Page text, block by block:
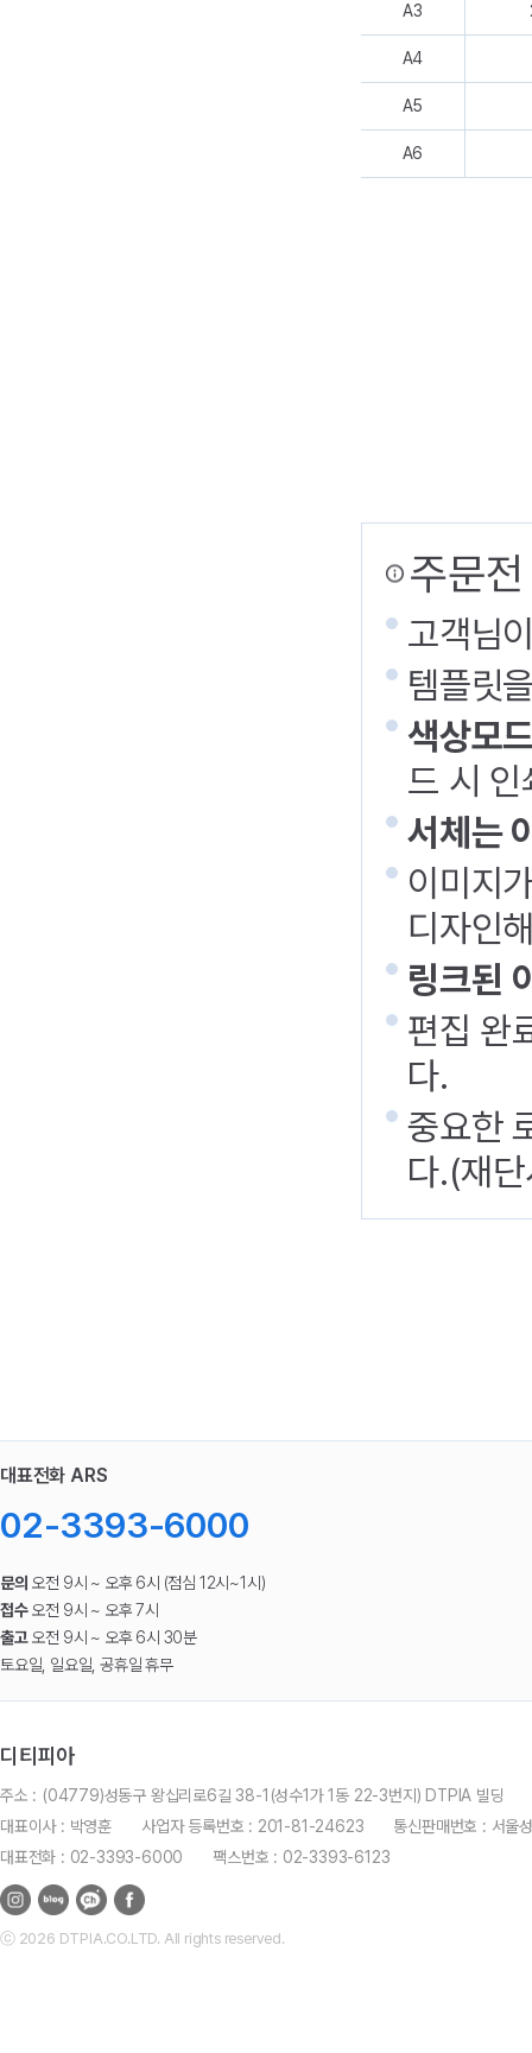
A3
A4
A5
A6
주문
고객님
템플릿
색상모
드 시
서체는
이미지
디자인
링크된
편집 완
다.
중요한
다.(재
대표전화 ARS
02-3393-6000
문의 오전 9시 ~ 오후 6시 (점심 12시~1시)
접수오전 9시 ~ 오후 7시
출고오전 9시 ~ 오후 6시 30분
토요일, 일요일, 공휴일 휴무
디티피아
주소 : (04779)성동구 왕십리로6길 38-1(성수1가 1동 22-3번지) DTPIA 빌딩
대표이사 : 박영훈
사업자 등록번호 : 201-81-24623
통신판매번호 : 서
대표전화 : 02-3393-6000
팩스번호 : 02-3393-6123
ⓒ 2026 DTPIA.CO.LTD. All rights reserved.